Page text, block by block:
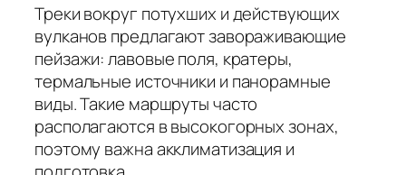
Треки вокруг потухших и действующих
вулканов предлагают завораживающие
пейзажи: лавовые поля, кратеры,
термальные источники и панорамные
виды. Такие маршруты часто
располагаются в высокогорных зонах,
поэтому важна акклиматизация и